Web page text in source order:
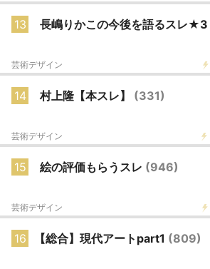
13 長嶋りかこの今後を語るスレ★3
芸術デザイン
14 村上隆【本スレ】 (331)
芸術デザイン
15 絵の評価もらうスレ (946)
芸術デザイン
16 【総合】現代アートpart1 (809)